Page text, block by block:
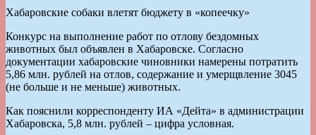
Хабаровские собаки влетят бюджету в «копеечку»
Конкурс на выполнение работ по отлову бездомных
животных был объявлен в Хабаровске. Согласно
документации хабаровские чиновники намерены потратить
5,86 млн. рублей на отлов, содержание и умерщвление 3045
(не больше и не меньше) животных.
Как пояснили корреспонденту ИА «Дейта» в администрации
Хабаровска, 5,8 млн. рублей – цифра условная.